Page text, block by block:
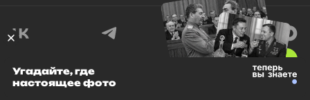
© 1999–2026 Все права защищены.
Угадайте, где
настоящее фото